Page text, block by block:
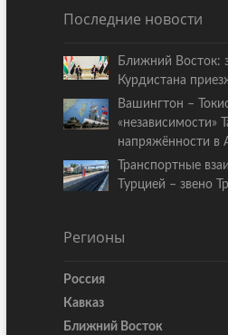
Последние новости
Ближний Восток:
Курдистана
Вашингтон –
«независимости»
напряжённости в
Транспортные
Турцией – звено
Регионы
Россия
Кавказ
Ближний Восток